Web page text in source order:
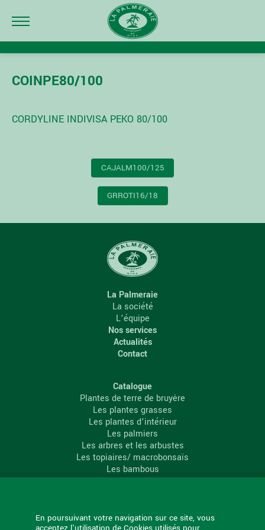
En poursuivant votre navigation sur ce site, vous
COINPE80/100
CORDYLINE INDIVISA PEKO 80/100
CAJALM100/125
GRROTI16/18
La Palmeraie
La société
L’équipe
Nos services
Actualités
Contact
Catalogue
Plantes de terre de bruyère
Les plantes grasses
Les plantes d’intérieur
Les palmiers
Les arbres et les arbustes
Les topiaires/ macrobonsaïs
Les bambous
Les conifères
La Palmeraie